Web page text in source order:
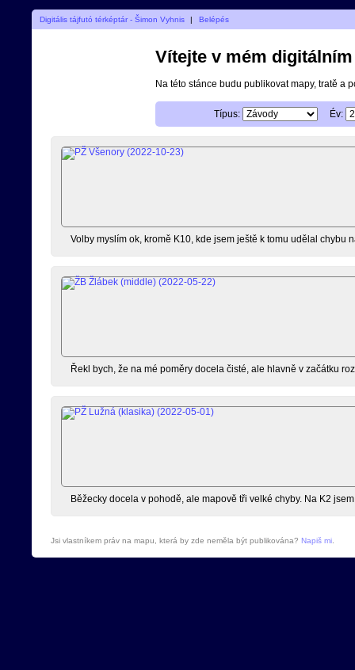
Digitális tájfutó térképtár - Šimon Vyhnis | Belépés
Vítejte v mém
Na této stánce budu publikovat mapy, tratě a
Típus: Év:
Volby myslím ok, kromě K10, kde jsem ještě k tomu udělal chybu
Řekl bych, že na mé poměry docela čisté, ale hlavně v začátku
Běžecky docela v pohodě, ale mapově tři velké chyby. Na K2
Jsi vlastníkem práv na mapu, která by zde neměla být publikována? Napiš mi.